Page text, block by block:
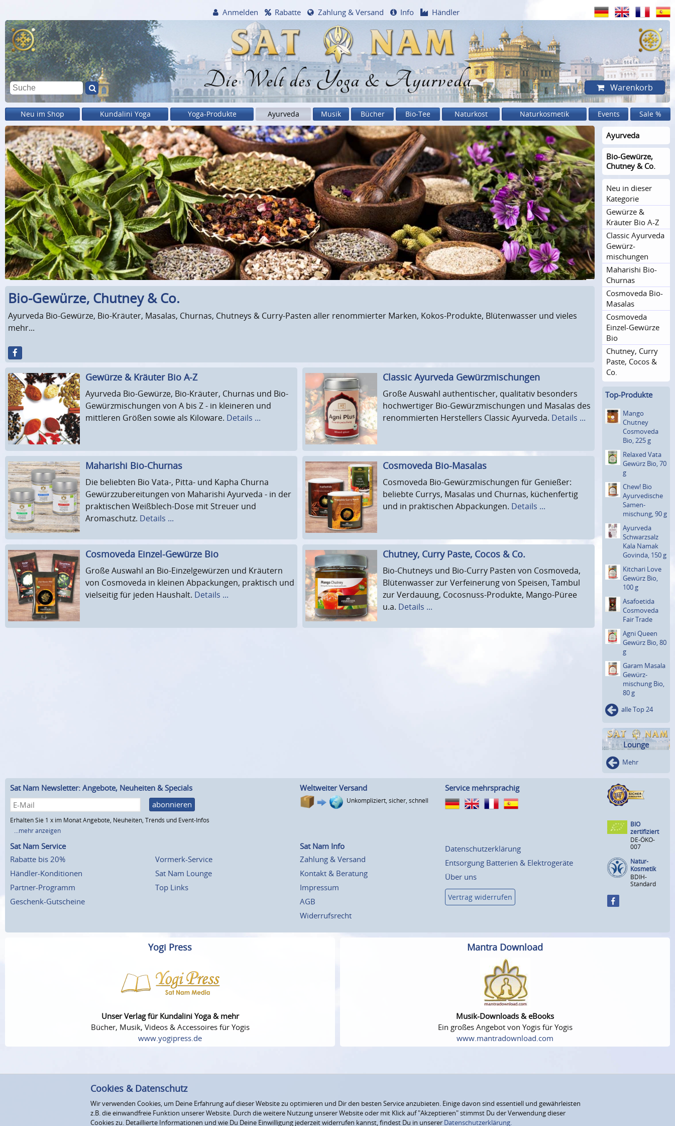
Die Welt des Yoga & Ayurveda
Anmelden Rabatte Zahlung & Versand Info Händler
Warenkorb
Neu im Shop Kundalini Yoga Yoga-Produkte Ayurveda Musik Bücher Bio-Tee Naturkost Naturkosmetik Events Sale %
Bio-Gewürze, Chutney & Co.
Ayurveda Bio-Gewürze, Bio-Kräuter, Masalas, Churnas, Chutneys & Curry-Pasten aller renommierter Marken, Kokos-Produkte, Blütenwasser und vieles
mehr...
Gewürze & Kräuter Bio A-Z
Ayurveda Bio-Gewürze, Bio-Kräuter, Churnas und Bio-
Gewürzmischungen von A bis Z - in kleineren und
mittleren Größen sowie als Kiloware. Details ...
Classic Ayurveda Gewürzmischungen
Große Auswahl authentischer, qualitativ besonders
hochwertiger Bio-Gewürzmischungen und Masalas des
renommierten Herstellers Classic Ayurveda. Details ...
Maharishi Bio-Churnas
Die beliebten Bio Vata-, Pitta- und Kapha Churna
Gewürzzubereitungen von Maharishi Ayurveda - in der
praktischen Weißblech-Dose mit Streuer und
Aromaschutz. Details ...
Cosmoveda Bio-Masalas
Cosmoveda Bio-Gewürzmischungen für Genießer:
beliebte Currys, Masalas und Churnas, küchenfertig
und in praktischen Abpackungen. Details ...
Cosmoveda Einzel-Gewürze Bio
Große Auswahl an Bio-Einzelgewürzen und Kräutern
von Cosmoveda in kleinen Abpackungen, praktisch und
vielseitig für jeden Haushalt. Details ...
Chutney, Curry Paste, Cocos & Co.
Bio-Chutneys und Bio-Curry Pasten von Cosmoveda,
Blütenwasser zur Verfeinerung von Speisen, Tambul
zur Verdauung, Cocosnuss-Produkte, Mango-Püree
u.a. Details ...
Ayurveda
Bio-Gewürze,
Chutney & Co.
Neu in dieser
Kategorie
Gewürze &
Kräuter Bio A-Z
Classic Ayurveda
Gewürz­
mischungen
Maharishi Bio-
Churnas
Cosmoveda Bio-
Masalas
Cosmoveda
Einzel-Gewürze
Bio
Chutney, Curry
Paste, Cocos &
Co.
Top-Produkte
Mango
Chutney
Cosmoveda
Bio, 225 g
Relaxed Vata
Gewürz Bio, 70
g
Chew! Bio
Ayurve­dische
Samen­
mischung, 90 g
Ayurveda
Schwar­zsalz
Kala Namak
Govinda, 150 g
Kitchari Love
Gewürz Bio,
100 g
Asafoetida
Cosmoveda
Fair Trade
Agni Queen
Gewürz Bio, 80
g
Garam Masala
Gewürz­
mischung Bio,
80 g
alle Top 24
Lounge
Mehr
Sat Nam Newsletter: Angebote, Neuheiten & Specials
abonnieren
Erhalten Sie 1 x im Monat Angebote, Neuheiten, Trends und Event-Infos
...mehr anzeigen
Weltweiter Versand
Unkompliziert, sicher, schnell
Service mehrsprachig
Sat Nam Service
Rabatte bis 20%
Händler-Konditionen
Partner-Programm
Geschenk-Gutscheine
Vormerk-Service
Sat Nam Lounge
Top Links
Sat Nam Info
Zahlung & Versand
Kontakt & Beratung
Impressum
AGB
Widerrufsrecht
Datenschutzerklärung
Entsorgung Batterien & Elektrogeräte
Über uns
Vertrag widerrufen
BIO
zertifiziert
DE-ÖKO-
007
Natur-
Kosmetik
BDIH-
Standard
Yogi Press
Unser Verlag für Kundalini Yoga & mehr
Bücher, Musik, Videos & Accessoires für Yogis
www.yogipress.de
Mantra Download
Musik-Downloads & eBooks
Ein großes Angebot von Yogis für Yogis
www.mantradownload.com
Cookies & Datenschutz
Wir verwenden Cookies, um Deine Erfahrung auf dieser Website zu optimieren und Dir den besten Service anzubieten. Einige davon sind essentiell und gewährleisten
z.B. die einwandfreie Funktion unserer Website. Durch die weitere Nutzung unserer Website oder mit Klick auf "Akzeptieren" stimmst Du der Verwendung dieser
Cookies zu. Detaillierte Informationen und wie Du Deine Einwilligung jederzeit widerrufen kannst, findest Du in unserer Datenschutzerklärung.